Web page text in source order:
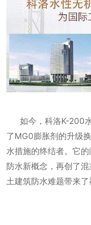
如今，科洛K-200
了MG0膨胀剂的升级
水措施的终结者。它
防水新概念，再创了
土建筑防水难题带来了